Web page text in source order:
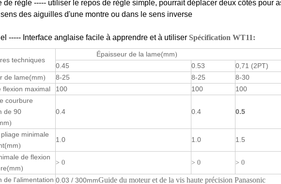
de règle ----- utiliser le repos de règle simple, pourrait déplacer deux côtés pour
des aiguilles d'une montre ou dans le sens inverse
----- Interface anglaise facile à apprendre et à utiliser Spécification WT11:
techniques
Épaisseur de la lame(mm)
0.45 0.53 0,71 (2PT)
de lame(mm) 8-25 8-25 8-30
flexion maximal 100 100 100
courbure
de 90
)
0.4 0.4 0.5
minimale
(mm)
1.0 1.0 1.5
de flexion
(mm)
> 0 > 0 > 0
de l'alimentation 0.03 / 300mmGuide du moteur et de la vis haute précision Panasonic